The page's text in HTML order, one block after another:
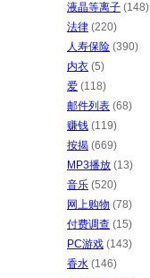
液晶等离子 (148)
法律 (220)
人寿保险 (390)
内衣 (5)
爱 (118)
邮件列表 (68)
赚钱 (119)
按揭 (669)
MP3播放 (13)
音乐 (520)
网上购物 (78)
付费调查 (15)
PC游戏 (143)
香水 (146)